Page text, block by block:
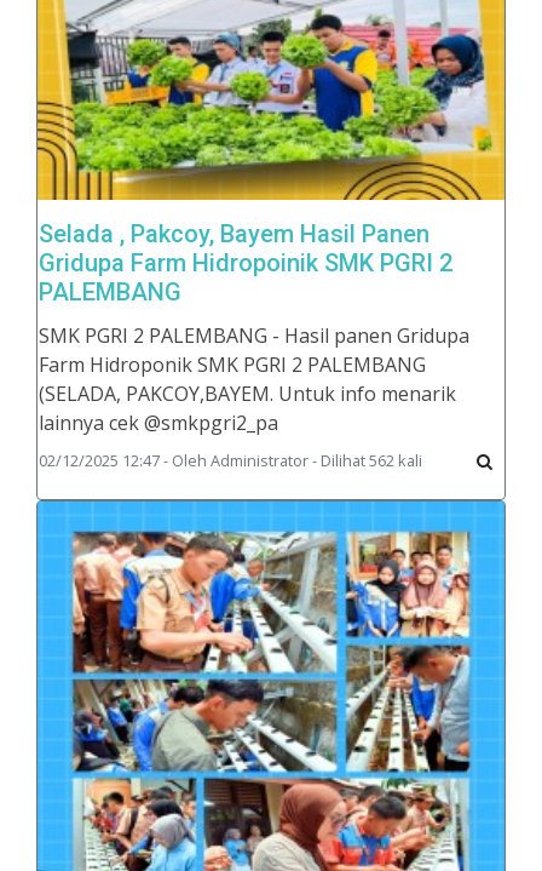
Selada , Pakcoy, Bayem Hasil Panen
Gridupa Farm Hidropoinik SMK PGRI 2
PALEMBANG
SMK PGRI 2 PALEMBANG - Hasil panen Gridupa
Farm Hidroponik SMK PGRI 2 PALEMBANG
(SELADA, PAKCOY,BAYEM. Untuk info menarik
lainnya cek @smkpgri2_pa
02/12/2025 12:47 - Oleh Administrator - Dilihat 562 kali